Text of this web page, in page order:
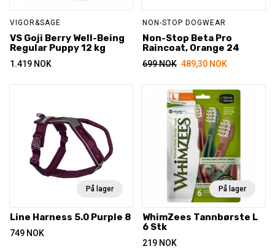
VIGOR&SAGE
VS Goji Berry Well-Being
Regular Puppy 12 kg
1.419 NOK
NON-STOP DOGWEAR
Non-Stop Beta Pro
Raincoat, Orange 24
699NOK 489,30 NOK
På lager
Line Harness 5.0 Purple 8
749 NOK
På lager
WhimZees Tannbørste L
6 Stk
219 NOK